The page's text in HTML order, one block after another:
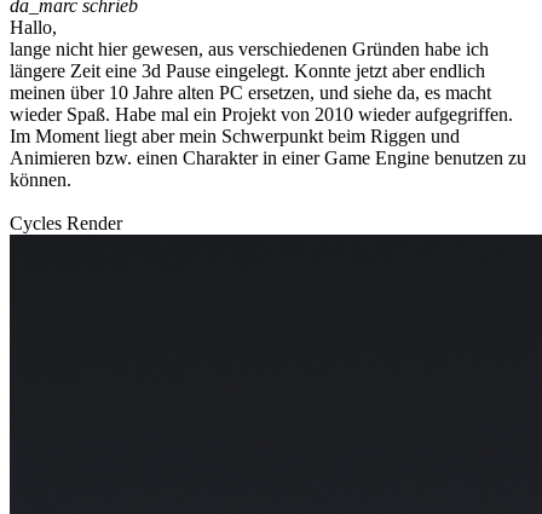
da_marc schrieb
Hallo,
lange nicht hier gewesen, aus verschiedenen Gründen habe ich
längere Zeit eine 3d Pause eingelegt. Konnte jetzt aber endlich
meinen über 10 Jahre alten PC ersetzen, und siehe da, es macht
wieder Spaß. Habe mal ein Projekt von 2010 wieder aufgegriffen.
Im Moment liegt aber mein Schwerpunkt beim Riggen und
Animieren bzw. einen Charakter in einer Game Engine benutzen zu
können.
Cycles Render